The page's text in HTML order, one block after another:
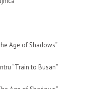
Age of Shadows”
“Train to Busan”